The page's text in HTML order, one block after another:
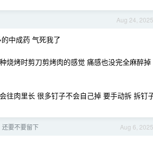
Aug 24, 2025
中成药 气死我了
烧烤时剪刀剪烤肉的感觉 痛感也没完全麻醉掉
往肉里长 很多钉子不会自己掉 要手动拆 拆钉
Aug 6, 2025
要不要留下